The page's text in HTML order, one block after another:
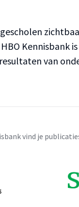
Kennisbank is
van
vind je